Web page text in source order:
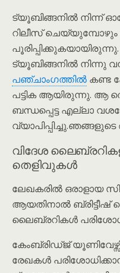
ട്യൂബിങ്ങനിൽ നിന്ന്
റിലീസ്
ട്യൂബിങ്ങനിൽ നിന്നു
പഞ്ചാംഗത്തിൽ കണ്ട
പട്ടിക ആയിരുന്നു. ആ
ബന്ധപ്പെട്ട എല്ലാ
വിദേശ
തെളിവുകൾ
ലേഖകരിൽ ഒരാളായ
ആയതിനാൽ
ലൈബ്രറികൾ
കേംബ്രിഡ്ജ്
രേഖകൾ